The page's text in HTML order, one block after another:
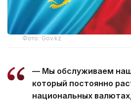
Фото: Gov.kz
— Мы обслуживаем
который постоянно
национальных